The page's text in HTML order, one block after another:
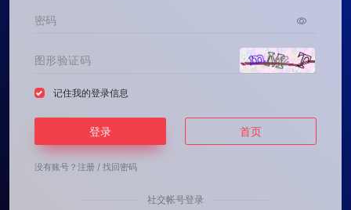
记住我的登录信息
登录 首页
没有账号？ 注册 / 找回密码
社交帐号登录